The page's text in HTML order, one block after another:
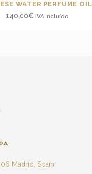
WATER PERFUME OIL
140,00€ IVA incluído
Madrid, Spain